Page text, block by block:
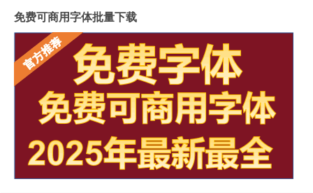
免费可商用字体批量下载